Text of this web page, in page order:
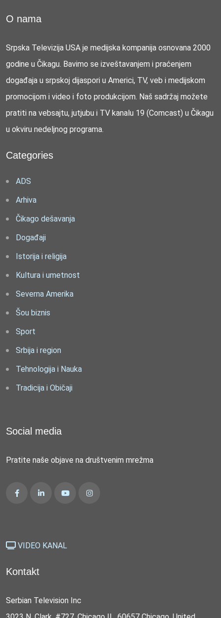
O nama
Srpska Televizija USA je medijska kompanija osnovana 2000
godine u Čikagu. Bavimo se izveštavanjem i praćenjem
događaja u srpskoj dijaspori u Americi, TV, veb i medijskom
promocijom i video i foto produkcijom. Naš sadržaj možete
pratiti na vebsajtu, jutjubu i TV kanalu 19 (Comcast) u Čikagu
u okviru nedeljnog programa.
Categories
ADS
Arhiva
Čikago dešavanja
Događaji
Istorija i religija
Kultura i umetnost
Severna Amerika
Šou biznis
Sport
Srbija i region
Tehnologija i Nauka
Tradicija i Običaji
Social media
Pratite naše objave na društvenim mrežma
VIDEO KANAL
Kontakt
Serbian Television Inc